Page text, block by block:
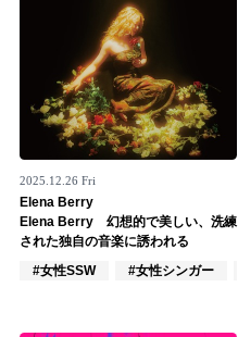
2025.12.26 Fri
Elena Berry
Elena Berry 幻想的で美しい、洗練
された独自の音楽に誘われる
#女性SSW
#女性シンガー